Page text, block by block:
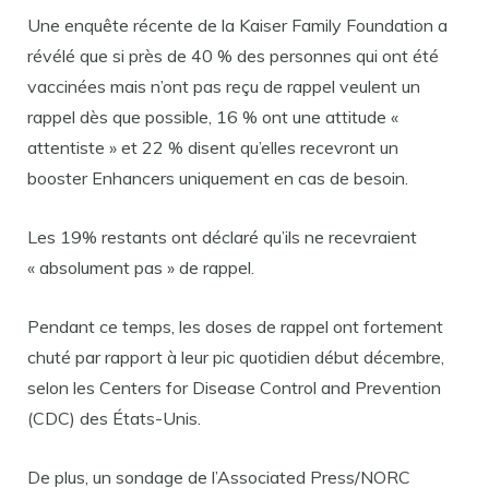
Une enquête récente de la Kaiser Family Foundation a
révélé que si près de 40 % des personnes qui ont été
vaccinées mais n’ont pas reçu de rappel veulent un
rappel dès que possible, 16 % ont une attitude «
attentiste » et 22 % disent qu’elles recevront un
booster Enhancers uniquement en cas de besoin.
Les 19% restants ont déclaré qu’ils ne recevraient
« absolument pas » de rappel.
Pendant ce temps, les doses de rappel ont fortement
chuté par rapport à leur pic quotidien début décembre,
selon les Centers for Disease Control and Prevention
(CDC) des États-Unis.
De plus, un sondage de l’Associated Press/NORC